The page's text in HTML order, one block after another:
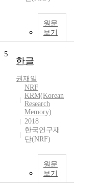
원문
보기
5
한글
권재일
NRF
KRM(Korean
Research
Memory)
2018
한국연구재
단(NRF)
원문
보기